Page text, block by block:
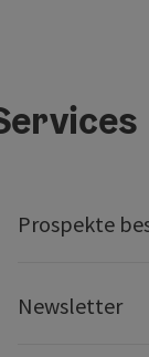
Prospekte
Newsletter